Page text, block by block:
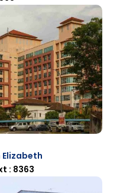
: 8363